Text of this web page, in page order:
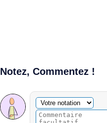
Notez, Commentez !
Commentaire facultatif
Votre notation